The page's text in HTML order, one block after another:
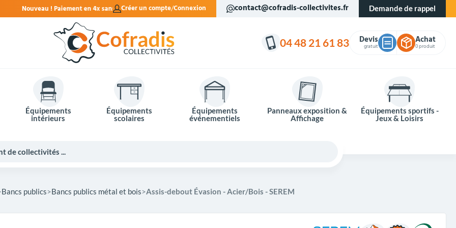
4x sans frais. Créer un compte Connexion contact@cofradis-collectivites.fr Demande de rappel
04 48 21 61 83 Devis
gratuit
Achat
0 produit
Équipements
intérieurs
Équipements
scolaires
Équipements
événementiels
Panneaux exposition &
Affichage
Équipements sportifs -
Jeux & Loisirs
Bancs publics Bancs publics métal et bois Assis-debout Évasion - Acier/Bois - SEREM